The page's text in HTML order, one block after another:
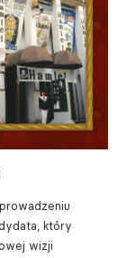
który
wizji